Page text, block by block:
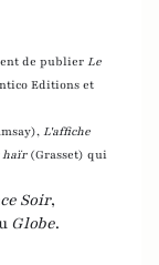
de publierLe
Editions et
L'affiche
haïr (Grasset) qui
Soir,
Globe.